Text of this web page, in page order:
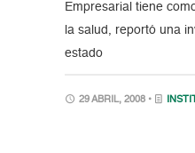
Empresarial tiene
la salud, reportó una
estado
29 ABRIL, 2008 •